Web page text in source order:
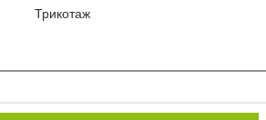
Трикотаж